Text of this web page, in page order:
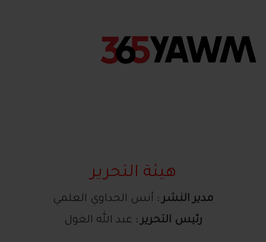
هيئة التحرير
مدير النشر : أنس الحداوي العلمي
رئيس التحرير : عبد الله الغول